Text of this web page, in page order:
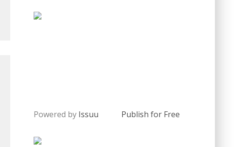
Powered by Issuu Publish for Free